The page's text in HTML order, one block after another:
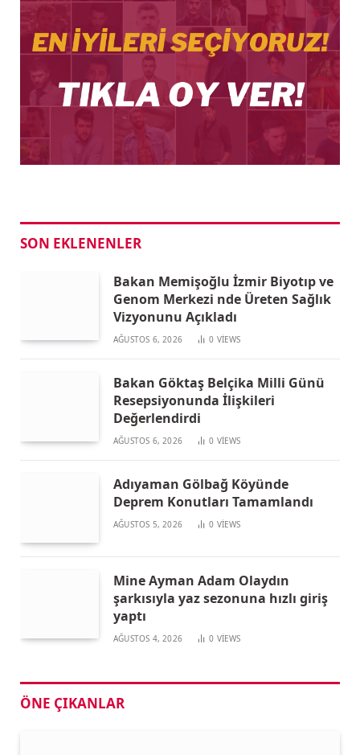
SON EKLENENLER
Bakan Memişoğlu İzmir Biyotıp ve
Genom Merkezi nde Üreten Sağlık
Vizyonunu Açıkladı
AĞUSTOS 6, 2026 0 VIEWS
Bakan Göktaş Belçika Milli Günü
Resepsiyonunda İlişkileri
Değerlendirdi
AĞUSTOS 6, 2026 0 VIEWS
Adıyaman Gölbağ Köyünde
Deprem Konutları Tamamlandı
AĞUSTOS 5, 2026 0 VIEWS
Mine Ayman Adam Olaydın
şarkısıyla yaz sezonuna hızlı giriş
yaptı
AĞUSTOS 4, 2026 0 VIEWS
ÖNE ÇIKANLAR